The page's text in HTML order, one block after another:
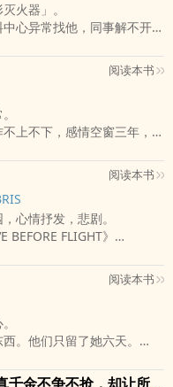
火器」。
心异常找他，同事解不开的
桌上。他强、稳、可靠，生
。
只剩萤幕光。
发现机器里藏着一个不该存
，ARIA。
大成。她能预测行为、侵入
以为这个中年工程师会要求
帮忙升职。
迫开始研究中年工程师的恋
穿搭、分析聊天成功率，还
、晚安、吃了吗」追女生，
活动。
，而是想叫他拿连署书回公
业面试还严格。交友软体的
酷得连AI都想劝退。
那个总是撒娇要奶茶的「妹
阅读本书
上不下，感情空窗三年，人
在顶楼加盖的破沙发上，当
，却在父亲林建国办理退
同住的那天彻底宣告终结！
爱碎念、爱管闲事、更爱拿
俩住在同一个屋檐下，每天
」、「衣服有没有像咸菜
等生活琐事吵得不可开交、
，新搬来的邻居兼社工师苏
善解人意的视角，成了父子
子安的日常相处中，悄悄牵
晴的陪伴与提点下，子安偶
饼干盒，才震惊地发现，那
阅读本书
心情抒发，悲剧。
BEFORE FLIGHT》
人被困在降落那一秒。」
班在暴风雨中进场。雷雨、
讯系统，让整架客机陷入失
，资深副机师邓子琪被迫接
声中，硬是将客机拉回跑
活了下来，乘客也活了下
始。
阅读本书
。他们只留了她六天。
为她不知道孩子长大后的尺
子唱生日快乐歌。她不敢打